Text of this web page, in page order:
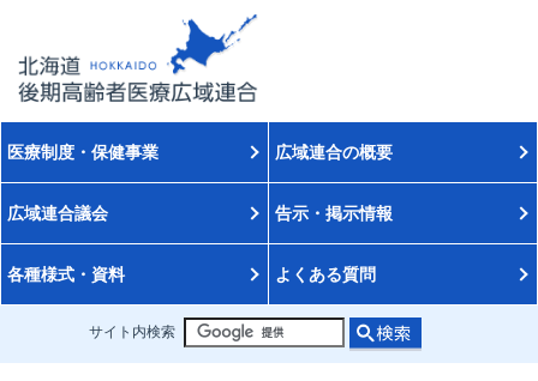
医療制度・保健事業 広域連合の概要
広域連合議会 告示・掲示情報
各種様式・資料 よくある質問
サイト内検索